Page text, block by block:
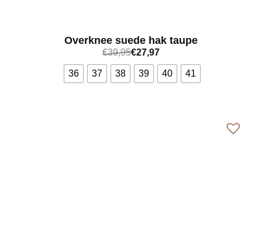
Overknee suede hak taupe
€39,95€27,97
36 37 38 39 40 41